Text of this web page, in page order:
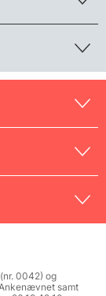
0042) og
samt